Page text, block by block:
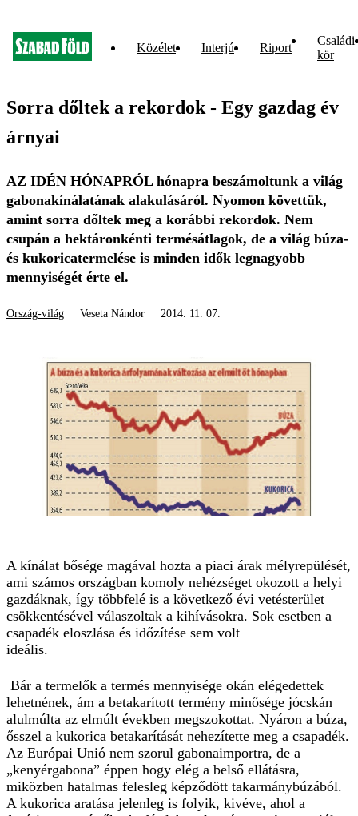
Közélet Interjú Riport
Családi
kör
Sorra dőltek a rekordok - Egy gazdag év
árnyai
AZ IDÉN HÓNAPRÓL hónapra beszámoltunk a világ
gabonakínálatának alakulásáról. Nyomon követtük,
amint sorra dőltek meg a korábbi rekordok. Nem
csupán a hektáronkénti termésátlagok, de a világ búza-
és kukoricatermelése is minden idők legnagyobb
mennyiségét érte el.
Ország-világ Veseta Nándor 2014. 11. 07.
A kínálat bősége magával hozta a piaci árak mélyrepülését,
ami számos országban komoly nehézséget okozott a helyi
gazdáknak, így többfelé is a következő évi vetésterület
csökkentésével válaszoltak a kihívásokra. Sok esetben a
csapadék eloszlása és időzítése sem volt
ideális.
Bár a termelők a termés mennyisége okán elégedettek
lehetnének, ám a betakarított termény minősége jócskán
alulmúlta az elmúlt években megszokottat. Nyáron a búza,
ősszel a kukorica betakarítását nehezítette meg a csapadék.
Az Európai Unió nem szorul gabonaimportra, de a
„kenyérgabona” éppen hogy elég a belső ellátásra,
miközben hatalmas felesleg képződött takarmánybúzából.
A kukorica aratása jelenleg is folyik, kivéve, ahol a